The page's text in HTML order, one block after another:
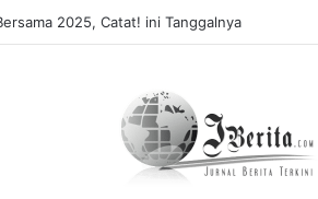
2025, Catat! ini Tanggalnya